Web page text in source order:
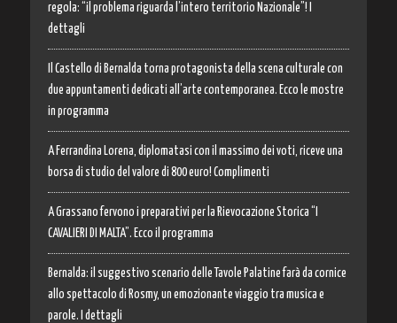
regola: “il problema riguarda l’intero territorio Nazionale”! I
dettagli
Il Castello di Bernalda torna protagonista della scena culturale con
due appuntamenti dedicati all’arte contemporanea. Ecco le mostre
in programma
A Ferrandina Lorena, diplomatasi con il massimo dei voti, riceve una
borsa di studio del valore di 800 euro! Complimenti
A Grassano fervono i preparativi per la Rievocazione Storica “I
CAVALIERI DI MALTA”. Ecco il programma
Bernalda: il suggestivo scenario delle Tavole Palatine farà da cornice
allo spettacolo di Rosmy, un emozionante viaggio tra musica e
parole. I dettagli